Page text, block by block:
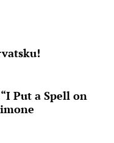
Put a Spell on